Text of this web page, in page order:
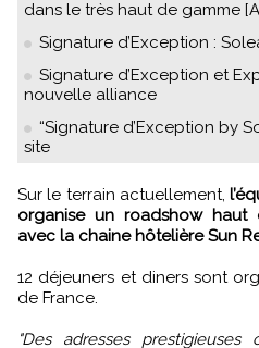
dans le très haut de gamme
Signature d’Exception :
Signature d’Exception et
nouvelle alliance
“Signature d’Exception by
site
Sur le terrain actuellement,
organise un roadshow haut
avec la chaine hôtelière Sun
12 déjeuners et diners sont
de France.
"Des adresses